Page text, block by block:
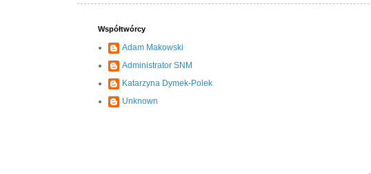
Współtwórcy
Adam Makowski
Administrator SNM
Katarzyna Dymek-Polek
Unknown